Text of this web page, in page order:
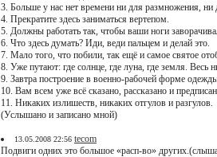
3. Больше у нас нет времени ни для размножения, ни
4. Прекратите здесь заниматься вертепом.
5. Должны работать так, чтобы ваши ноги
6. Что здесь думать? Иди, веди пальцем и делай это.
7. Мало того, что побили, так ещё и самое святое
8. Уже путают: где солнце, где луна, где земля. Весь
9. Завтра построение в военно-рабочей форме
10. Вам всем уже всё сказано, рассказано и
11. Никаких излишеств, никаких отгулов и разгулов.
(Услышано и записано мной)
13.05.2008 22:56 tecom
Подвиги одних это большое «расп-во»